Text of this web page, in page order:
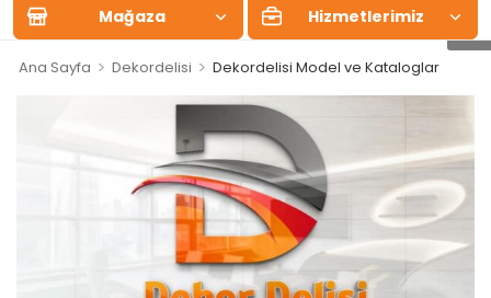
Mağaza Hizmetlerimiz
Ana Sayfa > Dekordelisi > Dekordelisi Model ve Kataloglar